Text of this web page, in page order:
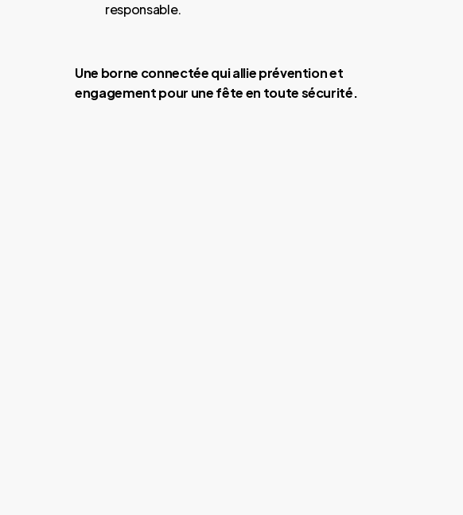
responsable.
Une borne connectée qui allie prévention et
engagement pour une fête en toute sécurité.